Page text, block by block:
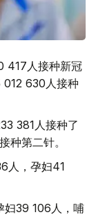
417人接种新冠
630人接种
381人接种了
种第二针。
人，孕妇41
妇39 106人，哺